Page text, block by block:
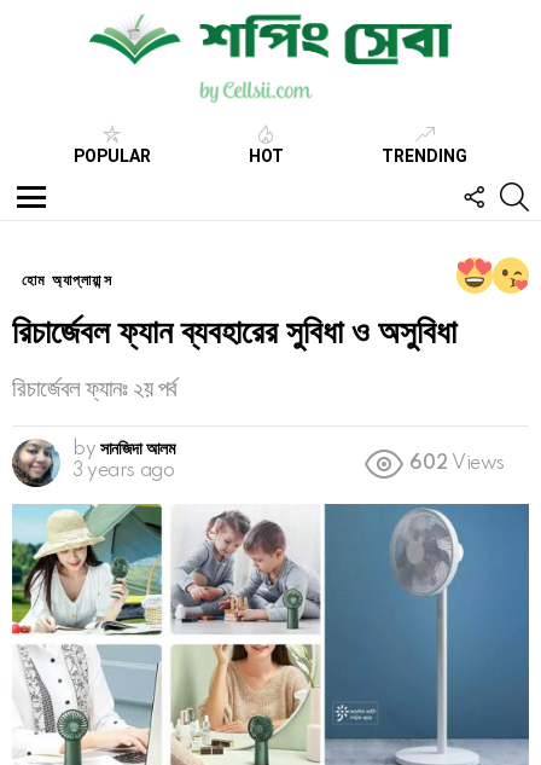
POPULAR HOT TRENDING
Menu
US
হোম অ্যাপ্লায়ান্স
রিচার্জেবল ফ্যান ব্যবহারের সুবিধা ও অসুবিধা
রিচার্জেবল ফ্যানঃ ২য় পর্ব
by সানজিদা আলম
3 years ago
602 Views